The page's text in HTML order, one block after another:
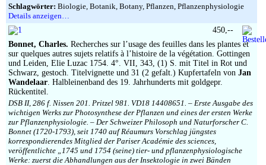
Schlagwörter: Biologie, Botanik, Botany, Pflanzen, Pflanzenphysiologie
Details anzeigen…
Bonnet, Charles. Recherches sur l’usage des feuilles dans les plantes et
sur quelques autres sujets relatifs à l’histoire de la végétation. Gottingen
und Leiden, Elie Luzac 1754. 4°. VII, 343, (1) S. mit Titel in Rot und
Schwarz, gestoch. Titelvignette und 31 (2 gefalt.) Kupfertafeln von Jan
Wandelaar. Halbleinenband des 19. Jahrhunderts mit goldgepr.
Rückentitel.
DSB II, 286 f. Nissen 201. Pritzel 981. VD18 14408651. – Erste Ausgabe des
wichtigen Werks zur Photosynthese der Pflanzen und eines der ersten Werke
zur Pflanzenphysiologie. – Der Schweizer Philosoph und Naturforscher C.
Bonnet (1720-1793), seit 1740 auf Réaumurs Vorschlag jüngstes
korrespondierendes Mitglied der Pariser Académie des sciences,
veröffentlichte „1745 und 1754 (seine) tier- und pflanzenphysiologische
Werke: zuerst die Abhandlungen aus der Insektologie in zwei Bänden
450,--